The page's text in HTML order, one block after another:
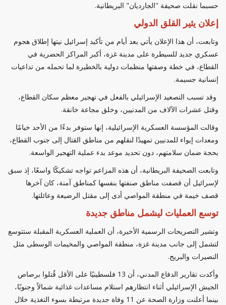
حسبما نقلت صحيفة "الجارديان" البريطانية.
إعلان يثير القلق الدولي
وتابعت، أن هذا الإعلان يأتي بعد أيام من تأكيد إسرائيل نيتها إطلاق هجوم
عسكري جديد للسيطرة على مدينة غزة، أكبر المراكز الحضرية في
القطاع، في خطة وصفتها منظمات دولية بالخطيرة لما تحمله من تداعيات
إنسانية جسيمة.
وقد تسبب التصعيد الإسرائيلي بالفعل في تهجير معظم سكان القطاع،
وقتل عشرات الآلاف من المدنيين، وخلق مجاعة خانقة.
وقالت المؤسسة العسكرية الإسرائيلية، إنها ستوفر بدءًا من الأحد خيامًا
ومعدات إيواء للمدنيين تمهيدًا لنقلهم من مناطق القتال إلى جنوب القطاع،
بحجة ضمان سلامتهم، دون تحديد موعد بدء عملية التهجير الواسعة.
وتابعت الصحيفة البريطانية، أن هذه المزاعم تواجه تشكيكًا واسعًا، إذ سبق
لإسرائيل أن قصفت مناطق صنفتها بنفسها كمناطق آمنة، كان آخرها
قصف خيمة في منطقة المواصي أدى إلى مقتل الرضيعة وعائلتها.
توسع العمليات ليشمل مناطق جديدة
وتشير التصريحات الرسمية الأخيرة، أن العملية العسكرية المقبلة ستتوسع
لتشمل إلى جانب مدينة غزة، منطقة المواصي والمخيمات الوسطى مثل
النصيرات والبريج.
وأكدت تقارير الدفاع المدني، أن 13 فلسطينيًا على الأقل قُتلوا برصاص
الجيش الإسرائيلي أثناء انتظارهم استلام مساعدات غذائية شمالاً وجنوبًا،
بينما أعلنت وزارة الصحة عن 11 وفاة جديدة مرتبطة بسوء التغذية خلال